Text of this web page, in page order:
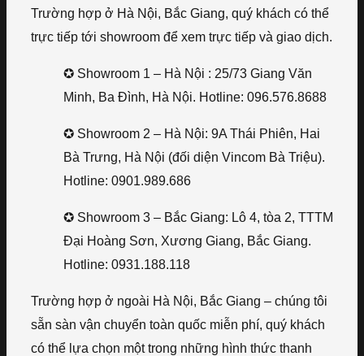
Trường hợp ở Hà Nội, Bắc Giang, quý khách có thể
trực tiếp tới showroom để xem trực tiếp và giao dịch.
✪ Showroom 1 – Hà Nội : 25/73 Giang Văn
Minh, Ba Đình, Hà Nội. Hotline: 096.576.8688
✪ Showroom 2 – Hà Nội: 9A Thái Phiên, Hai
Bà Trưng, Hà Nội (đối diện Vincom Bà Triệu).
Hotline: 0901.989.686
✪ Showroom 3 – Bắc Giang: Lô 4, tòa 2, TTTM
Đại Hoàng Sơn, Xương Giang, Bắc Giang.
Hotline: 0931.188.118
Trường hợp ở ngoài Hà Nội, Bắc Giang – chúng tôi
sẵn sàn vận chuyển toàn quốc miễn phí, quý khách
có thể lựa chọn một trong những hình thức thanh